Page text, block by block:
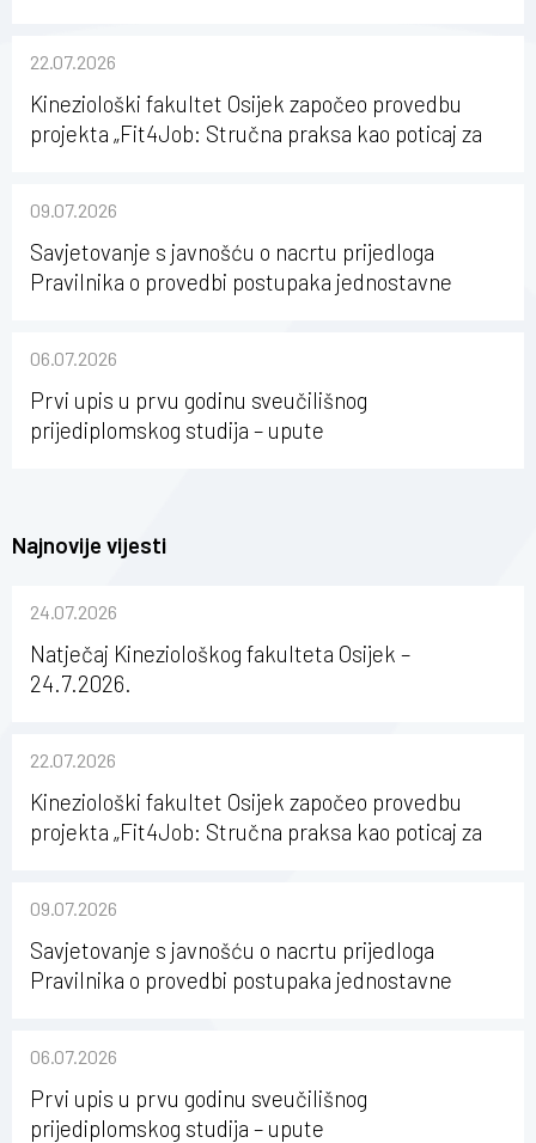
22.07.2026
Kineziološki fakultet Osijek započeo provedbu
projekta „Fit4Job: Stručna praksa kao poticaj za
09.07.2026
Savjetovanje s javnošću o nacrtu prijedloga
Pravilnika o provedbi postupaka jednostavne
Osijeku
06.07.2026
Prvi upis u prvu godinu sveučilišnog
prijediplomskog studija – upute
Najnovije vijesti
24.07.2026
Natječaj Kineziološkog fakulteta Osijek –
24.7.2026.
22.07.2026
Kineziološki fakultet Osijek započeo provedbu
projekta „Fit4Job: Stručna praksa kao poticaj za
09.07.2026
Savjetovanje s javnošću o nacrtu prijedloga
Pravilnika o provedbi postupaka jednostavne
Osijeku
06.07.2026
Prvi upis u prvu godinu sveučilišnog
prijediplomskog studija – upute